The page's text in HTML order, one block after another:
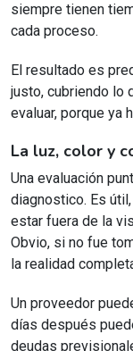
siempre tienen
cada proceso.
El resultado es
justo, cubriendo lo
evaluar, porque ya
La luz, color y
Una evaluación
diagnostico. Es
estar fuera de la
Obvio, si no fue
la realidad
Un proveedor
días después
deudas